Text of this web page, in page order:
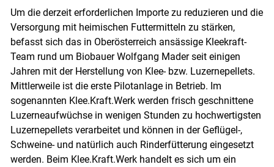
Um die derzeit erforderlichen Importe zu reduzieren und die
Versorgung mit heimischen Futtermitteln zu stärken,
befasst sich das in Oberösterreich ansässige Kleekraft-
Team rund um Biobauer Wolfgang Mader seit einigen
Jahren mit der Herstellung von Klee- bzw. Luzerne­pellets.
Mittlerweile ist die erste Pilotanlage in Betrieb. Im
sogenannten Klee.Kraft.Werk werden frisch geschnittene
Luzerneaufwüchse in wenigen Stunden zu hochwertigsten
Luzernepellets verarbeitet und können in der Geflügel-,
Schweine- und natürlich auch Rinderfütterung eingesetzt
werden. Beim Klee.Kraft.Werk handelt es sich um ein